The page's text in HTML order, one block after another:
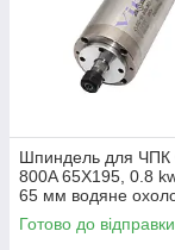
Шпиндель для ЧПК
800A 65X195, 0.8
65 мм водяне
Готово до відправки